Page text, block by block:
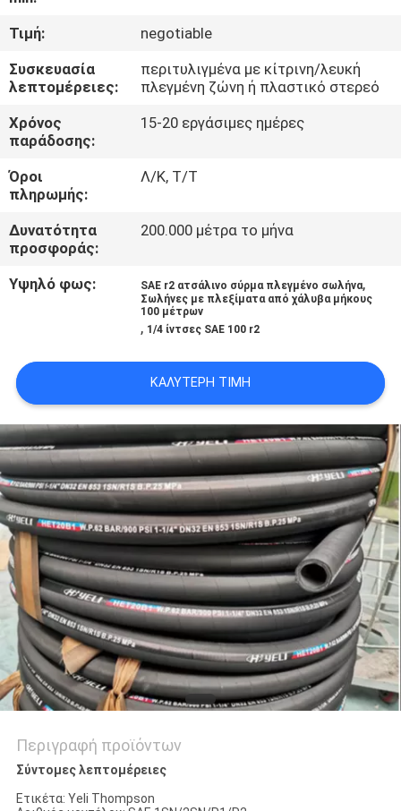
ΈΛΕΓΧΟΣ
ΜΑΣ
ΕΛΆΤΕ
ΣΕ
ΕΠΑΦΉ
ΜΕ
ΕΙΔΉΣΕΙΣ
ΑΠΌΣΠΑΣΜΑ
SITEMAP
PRIVACY
POLICY
Τιμή:
negotiable
Συσκευασία
λεπτομέρειες:
περιτυλιγμένα με κίτρινη/λευκή
πλεγμένη ζώνη ή πλαστικό στερεό
Χρόνος
παράδοσης:
15-20 εργάσιμες ημέρες
Όροι
πληρωμής:
Λ/Κ, Τ/Τ
Δυνατότητα
προσφοράς:
200.000 μέτρα το μήνα
Υψηλό φως: SAE r2 ατσάλινο σύρμα πλεγμένο σωλήνα,
Σωλήνες με πλεξίματα από χάλυβα μήκους
100 μέτρων
, 1/4 ίντσες SAE 100 r2
ΚΑΛΎΤΕΡΗ ΤΙΜΉ
Περιγραφή προϊόντων
Σύντομες λεπτομέρειες
Ετικέτα: Yeli Thompson